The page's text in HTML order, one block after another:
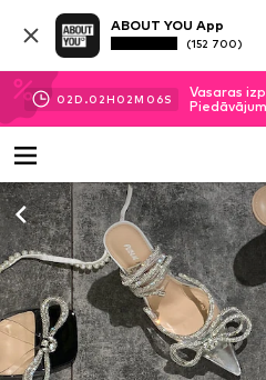
ABOUT YOU App
(152 700)
02D.02H 02M 05S
Vasaras